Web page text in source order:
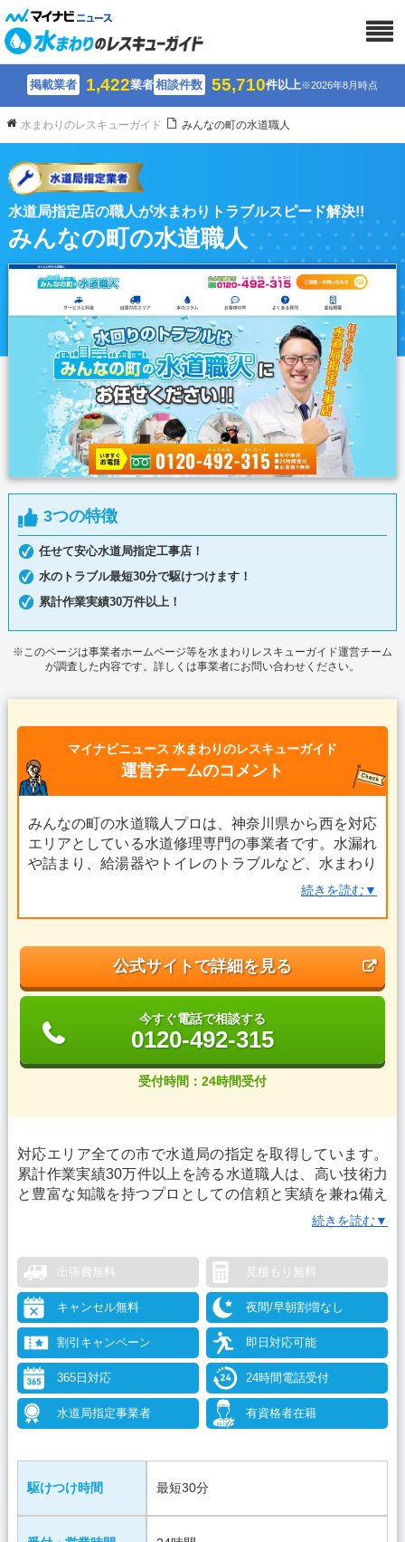
掲載業者 1,422業者相談件数 55,710件以上※2026年8月時点
水まわりのレスキューガイド みんなの町の水道職人
水道局指定店の職人が水まわりトラブルスピード解決!!
みんなの町の水道職人
3つの特徴
任せて安心水道局指定工事店！
水のトラブル最短30分で駆けつけます！
累計作業実績30万件以上！
※このページは事業者ホームページ等を水まわりレスキューガイド運営チーム
が調査した内容です。詳しくは事業者にお問い合わせください。
マイナビニュース 水まわりのレスキューガイド
運営チームのコメント
みんなの町の水道職人プロは、神奈川県から西を対応
エリアとしている水道修理専門の事業者です。水漏れ
や詰まり、給湯器やトイレのトラブルなど、水まわり
に関するあらゆるトラブルに24時間365日対応してい
りません。
各エリアのスタッフ写真、名前、コメントが公開され
ます。LINEやInstagramでも情報を発信しており、気
軽に相談できそうなのも嬉しいポイントですね。どの
業者にしようか迷っている方は、一度相談してみては
いかがでしょうか。電話は無料、24時間受け付けてい
続きを読む▼
公式サイトで詳細を見る
今すぐ電話で相談する
0120-492-315
受付時間：24時間受付
対応エリア全ての市で水道局の指定を取得しています。
累計作業実績30万件以上を誇る水道職人は、高い技術力
と豊富な知識を持つプロとしての信頼と実績を兼ね備え
ています。お支払い方法も豊富で、見積もり深夜割増0
続きを読む▼
出張費無料 見積もり無料
キャンセル無料 夜間/早朝割増なし
割引キャンペーン 即日対応可能
365日対応 24時間電話受付
水道局指定事業者 有資格者在籍
駆けつけ時間 最短30分